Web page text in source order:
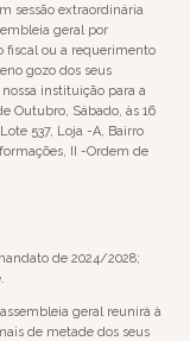
sessão extraordinária
geral por
fiscal ou a requerimento
gozo dos seus
instituição para a
Outubro, Sábado, às 16
537, Loja -A, Bairro
II -Ordem de
de 2024/2028;
geral reunirá à
de metade dos seus